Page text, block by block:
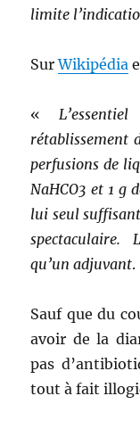
limite
SurWikipédia
«
rétablissement
perfusions de
NaHCO3 et 1 g
lui seul
spectaculaire.
qu’un adjuvant.
Sauf que du
avoir de la
pas
tout à fait